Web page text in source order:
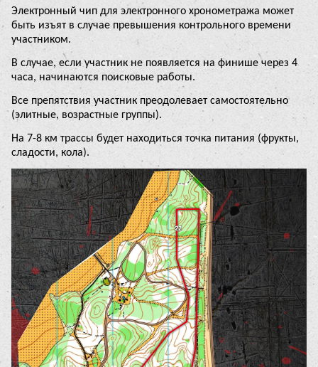
Электронный чип для электронного хронометража может
быть изъят в случае превышения контрольного времени
участником.
В случае, если участник не появляется на финише через 4
часа, начинаются поисковые работы.
Все препятствия участник преодолевает самостоятельно
(элитные, возрастные группы).
На 7-8 км трассы будет находиться точка питания (фрукты,
сладости, кола).